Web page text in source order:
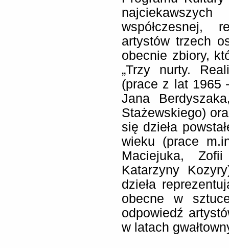
współczesnej,
artystów trzech
obecnie zbiory,
„Trzy nurty.
(prace z lat 1965
Jana
Stażewskiego)
się dzieła
wieku (prace
Maciejuka,
Katarzyny
dzieła
obecne w
odpowiedź
w latach